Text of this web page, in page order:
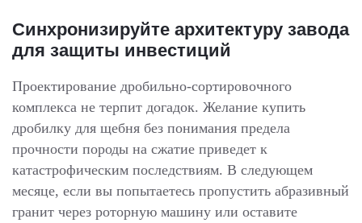
Синхронизируйте архитектуру завода
для защиты инвестиций
Проектирование дробильно-сортировочного
комплекса не терпит догадок. Желание купить
дробилку для щебня без понимания предела
прочности породы на сжатие приведет к
катастрофическим последствиям. В следующем
месяце, если вы попытаетесь пропустить абразивный
гранит через роторную машину или оставите